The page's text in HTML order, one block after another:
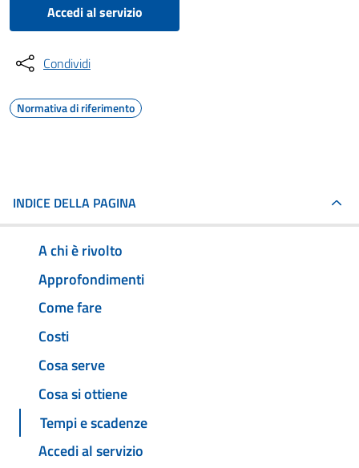
Accedi al servizio
Condividi
Normativa di riferimento
INDICE DELLA PAGINA
A chi è rivolto
Approfondimenti
Come fare
Costi
Cosa serve
Cosa si ottiene
Tempi e scadenze
Accedi al servizio